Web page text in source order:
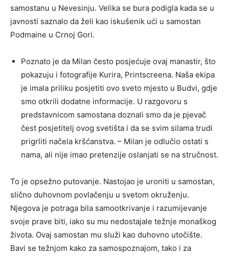
samostanu u Nevesinju. Velika se bura podigla kada se u
javnosti saznalo da želi kao iskušenik ući u samostan
Podmaine u Crnoj Gori.
Poznato je da Milan često posjećuje ovaj manastir, što
pokazuju i fotografije Kurira, Printscreena. Naša ekipa
je imala priliku posjetiti ovo sveto mjesto u Budvi, gdje
smo otkrili dodatne informacije. U razgovoru s
predstavnicom samostana doznali smo da je pjevač
čest posjetitelj ovog svetišta i da se svim silama trudi
prigrliti načela kršćanstva. – Milan je odlučio ostati s
nama, ali nije imao pretenzije oslanjati se na stručnost.
To je opsežno putovanje. Nastojao je uroniti u samostan,
slično duhovnom povlačenju u svetom okruženju.
Njegova je potraga bila samootkrivanje i razumijevanje
svoje prave biti, iako su mu nedostajale težnje monaškog
života. Ovaj samostan mu služi kao duhovno utočište.
Bavi se težnjom kako za samospoznajom, tako i za